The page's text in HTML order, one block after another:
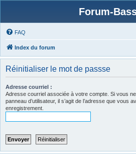
Forum-
FAQ
Index du forum
Réinitialiser le mot de passse
Adresse courriel :
Adresse courriel associée à votre compte. Si vous
panneau d’utilisateur, il s’agit de l’adresse que vous
enregistrement.